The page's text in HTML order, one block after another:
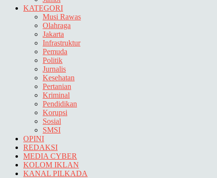
KATEGORI
Musi Rawas
Olahraga
Jakarta
Infrastruktur
Pemuda
Politik
Jurnalis
Kesehatan
Pertanian
Kriminal
Pendidikan
Korupsi
Sosial
SMSI
OPINI
REDAKSI
MEDIA CYBER
KOLOM IKLAN
KANAL PILKADA